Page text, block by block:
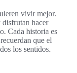
vivir mejor.
hacer
Cada historia es
que el
los sentidos.